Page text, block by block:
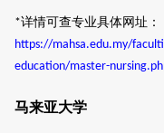
*详情可查专业具体网址：
https://mahsa.edu.my/
education/master-
马来亚大学